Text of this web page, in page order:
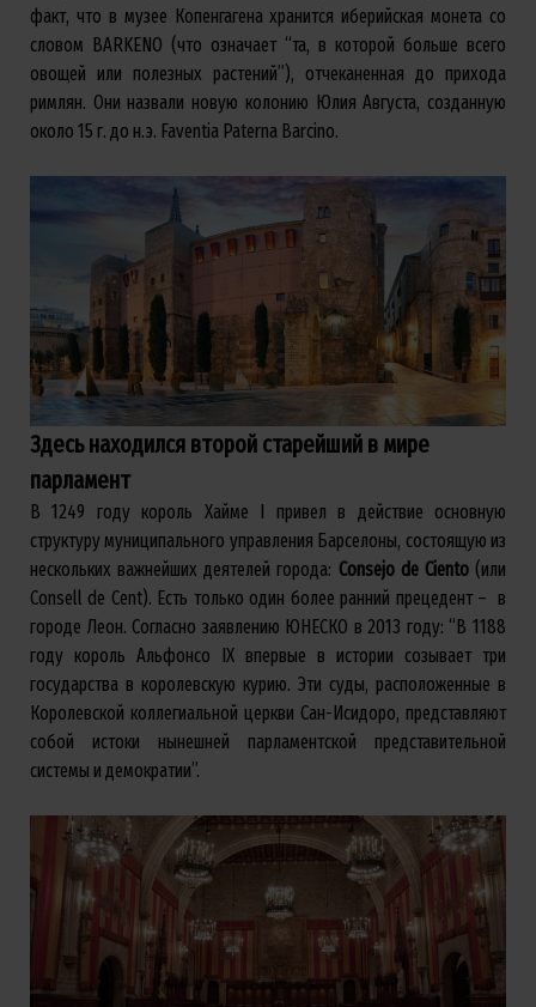
факт, что в музее Копенгагена хранится иберийская монета со
словом BARKENO (что означает “та, в которой больше всего
овощей или полезных растений”), отчеканенная до прихода
римлян. Они назвали новую колонию Юлия Августа, созданную
около 15 г. до н.э. Faventia Paterna Barcino.
Здесь находился второй старейший в мире
парламент
В 1249 году король Хайме I привел в действие основную
структуру муниципального управления Барселоны, состоящую из
нескольких важнейших деятелей города: Consejo de Ciento(или
Consell de Cent). Есть только один более ранний прецедент – в
городе Леон. Согласно заявлению ЮНЕСКО в 2013 году: “В 1188
году король Альфонсо IX впервые в истории созывает три
государства в королевскую курию. Эти суды, расположенные в
Королевской коллегиальной церкви Сан-Исидоро, представляют
собой истоки нынешней парламентской представительной
системы и демократии”.